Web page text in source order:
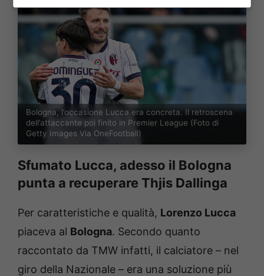
Bologna, l’occasione Lucca era concreta. Il retroscena
dell’attaccante poi finito in Premier League (Foto di
Getty Images Via OneFootball)
Sfumato Lucca, adesso il Bologna
punta a recuperare Thjis Dallinga
Per caratteristiche e qualità, Lorenzo Lucca
piaceva al Bologna. Secondo quanto
raccontato da TMW infatti, il calciatore – nel
giro della Nazionale – era una soluzione più